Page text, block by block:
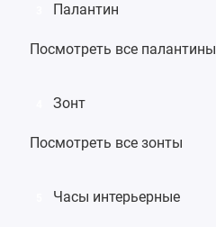
Палантин
Посмотреть все палантины
Зонт
Посмотреть все зонты
Часы интерьерные